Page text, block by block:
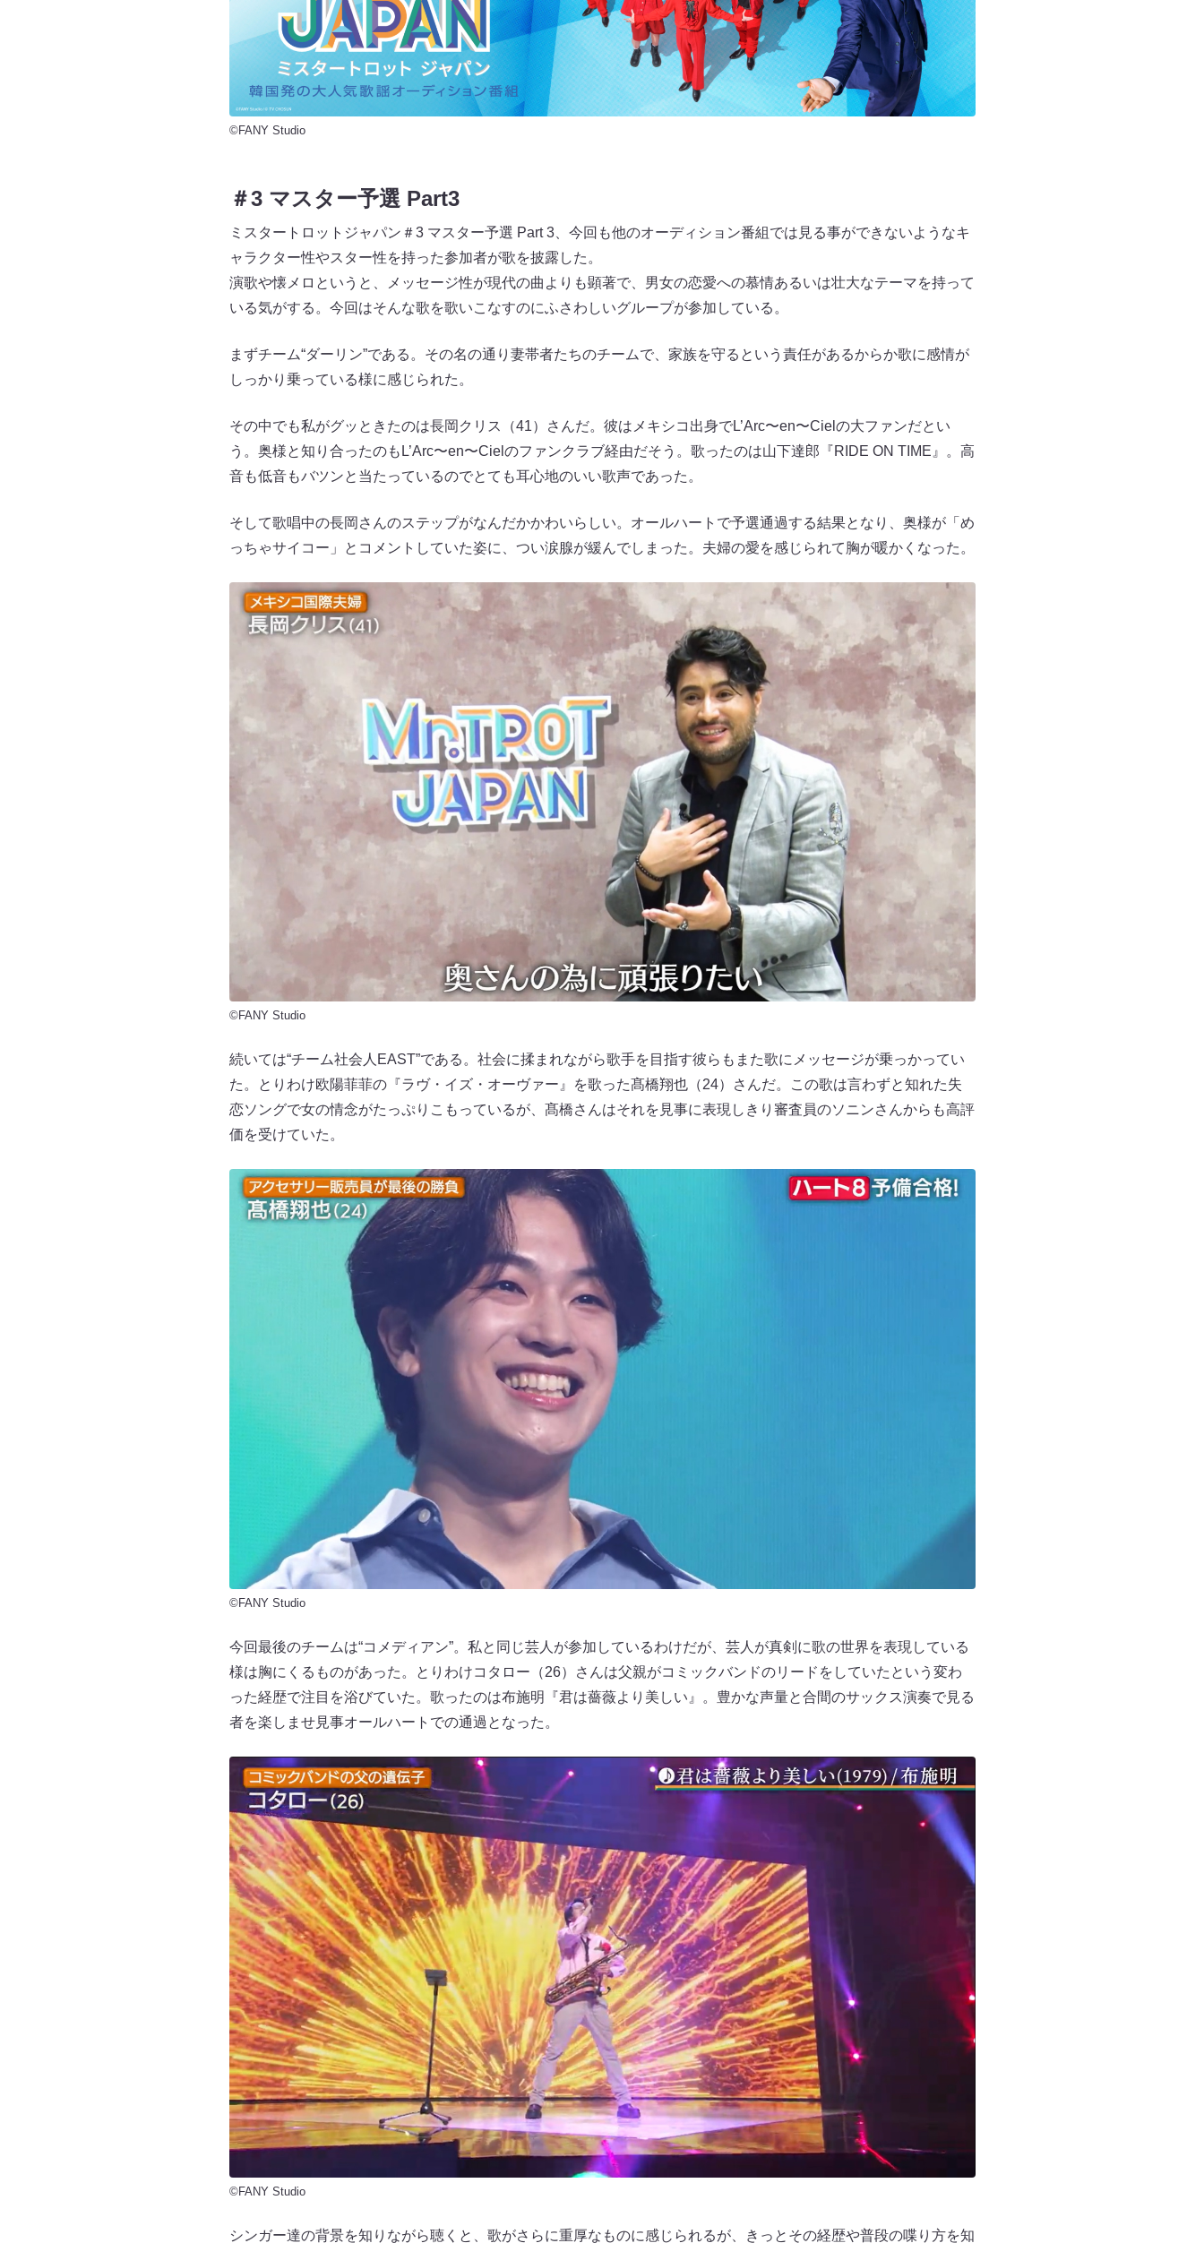
©FANY Studio
＃3 マスター予選 Part3
ミスタートロットジャパン＃3 マスター予選 Part 3、今回も他のオーディション番組では見る事ができないようなキ
ャラクター性やスター性を持った参加者が歌を披露した。
演歌や懐メロというと、メッセージ性が現代の曲よりも顕著で、男女の恋愛への慕情あるいは壮大なテーマを持って
いる気がする。今回はそんな歌を歌いこなすのにふさわしいグループが参加している。
まずチーム“ダーリン”である。その名の通り妻帯者たちのチームで、家族を守るという責任があるからか歌に感情が
しっかり乗っている様に感じられた。
その中でも私がグッときたのは長岡クリス（41）さんだ。彼はメキシコ出身でL’Arc〜en〜Cielの大ファンだとい
う。奥様と知り合ったのもL’Arc〜en〜Cielのファンクラブ経由だそう。歌ったのは山下達郎『RIDE ON TIME』。高
音も低音もバツンと当たっているのでとても耳心地のいい歌声であった。
そして歌唱中の長岡さんのステップがなんだかかわいらしい。オールハートで予選通過する結果となり、奥様が「め
っちゃサイコー」とコメントしていた姿に、つい涙腺が緩んでしまった。夫婦の愛を感じられて胸が暖かくなった。
©FANY Studio
続いては“チーム社会人EAST”である。社会に揉まれながら歌手を目指す彼らもまた歌にメッセージが乗っかってい
た。とりわけ欧陽菲菲の『ラヴ・イズ・オーヴァー』を歌った髙橋翔也（24）さんだ。この歌は言わずと知れた失
恋ソングで女の情念がたっぷりこもっているが、髙橋さんはそれを見事に表現しきり審査員のソニンさんからも高評
価を受けていた。
©FANY Studio
今回最後のチームは“コメディアン”。私と同じ芸人が参加しているわけだが、芸人が真剣に歌の世界を表現している
様は胸にくるものがあった。とりわけコタロー（26）さんは父親がコミックバンドのリードをしていたという変わ
った経歴で注目を浴びていた。歌ったのは布施明『君は薔薇より美しい』。豊かな声量と合間のサックス演奏で見る
者を楽しませ見事オールハートでの通過となった。
©FANY Studio
シンガー達の背景を知りながら聴くと、歌がさらに重厚なものに感じられるが、きっとその経歴や普段の喋り方を知